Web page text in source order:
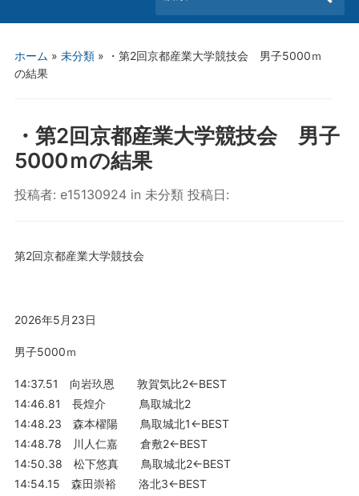
for:
ホーム » 未分類»
・第2回京都産業大学競技会 男子5000ｍ
の結果
・第2回京都産業大学競技会 男子
5000ｍの結果
投稿者: e15130924 in 未分類投稿日:
第2回京都産業大学競技会
2026年5月23日
男子5000ｍ
14:37.51 向岩玖恩 敦賀気比2←BEST
14:46.81 長煌介 鳥取城北2
14:48.23 森本櫂陽 鳥取城北1←BEST
14:48.78 川人仁嘉 倉敷2←BEST
14:50.38 松下悠真 鳥取城北2←BEST
14:54.15 森田崇裕 洛北3←BEST